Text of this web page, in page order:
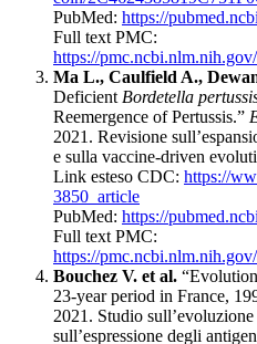
PubMed: https://
Full text PMC:
https://
Ma L., Caulfield A.,
Deficient Bordetella
Reemergence of Pertussis.”
2021. Revisione
e sulla vaccine-driven
Link esteso CDC: https://
3850_article
PubMed: https://
Full text PMC:
https://
Bouchez V. et al.
23-year period in France,
2021. Studio
sull’espressione degli